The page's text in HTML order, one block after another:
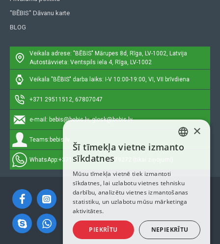
"BĒBIS" Dāvanu karte
BLOG
Veikala adrese: "BĒBIS" Mārupes 8d, Rīga, LV-1002, Latvija
Autostāvvieta: Ventspils iela 4, Rīga, LV-1002
Veikala "BĒBIS" darba laiks: I-V 10:00-19:00, VI, VII brīvdiena
+371 29511512, 67807047
e-mail: bebis@bebis.lv, glosk@bebis.lv
Teams: bebis.lv
WhatsApp:+371 29511512, 20579272 (tikai ziņojumi)
LATVIAN
ENGLISH
×
Šī tīmekļa vietne izmanto
sīkdatnes
Mūsu tīmekļa vietnē tiek izmantoti
sīkdatnes, lai uzlabotu vietnes tehnisku
darbību, analizētu vietnes izmantošanas
statistiku, un uzlabotu mūsu mārketinga
aktivitātes.
PIEKRĪTU NEPIEKRĪTU